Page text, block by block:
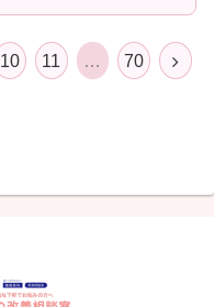
10 11 … 70
次